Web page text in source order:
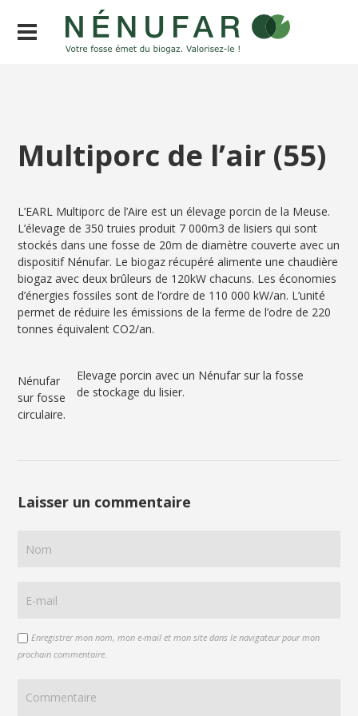
Multiporc de l’air (55)
L’EARL Multiporc de l’Aire est un élevage porcin de la Meuse.
L’élevage de 350 truies produit 7 000m3 de lisiers qui sont
stockés dans une fosse de 20m de diamètre couverte avec un
dispositif Nénufar. Le biogaz récupéré alimente une chaudière
biogaz avec deux brûleurs de 120kW chacuns. Les économies
d’énergies fossiles sont de l’ordre de 110 000 kW/an. L’unité
permet de réduire les émissions de la ferme de l’odre de 220
tonnes équivalent CO2/an.
Nénufar
sur fosse
circulaire.
Elevage porcin avec un Nénufar sur la fosse
de stockage du lisier.
Laisser un commentaire
Enregistrer mon nom, mon e-mail et mon site dans le navigateur pour mon
prochain commentaire.